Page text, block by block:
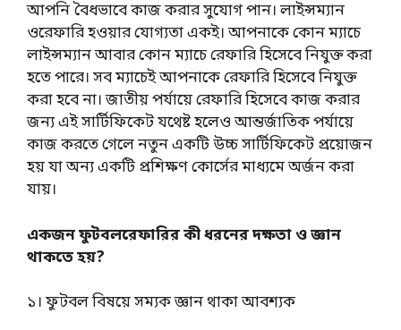
আপনি বৈধভাবে কাজ করার সুযোগ পান। লাইন্সম্যান
ওরেফারি হওয়ার যোগ্যতা একই। আপনাকে কোন ম্যাচে
লাইন্সম্যান আবার কোন ম্যাচে রেফারি হিসেবে নিযুক্ত করা
হতে পারে। সব ম্যাচেই আপনাকে রেফারি হিসেবে নিযুক্ত
করা হবে না। জাতীয় পর্যায়ে রেফারি হিসেবে কাজ করার
জন্য এই সার্টিফিকেট যথেষ্ট হলেও আন্তর্জাতিক পর্যায়ে
কাজ করতে গেলে নতুন একটি উচ্চ সার্টিফিকেট প্রয়োজন
হয় যা অন্য একটি প্রশিক্ষণ কোর্সের মাধ্যমে অর্জন করা
যায়।
একজন ফুটবলরেফারির কী ধরনের দক্ষতা ও জ্ঞান
থাকতে হয়?
১। ফুটবল বিষয়ে সম্যক জ্ঞান থাকা আবশ্যক